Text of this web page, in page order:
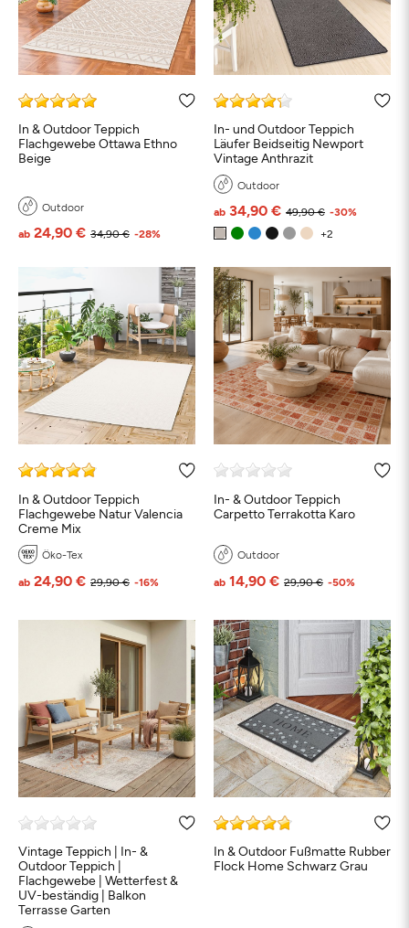
In & Outdoor Teppich
Flachgewebe Ottawa Ethno
Beige
Outdoor
34,90 €
ab 24,90 € -28%
In- und Outdoor Teppich
Läufer Beidseitig Newport
Vintage Anthrazit
Outdoor
49,90 €
ab 34,90 € -30%
In & Outdoor Teppich
Flachgewebe Natur Valencia
Creme Mix
Öko-Tex
29,90 €
ab 24,90 € -16%
In- & Outdoor Teppich
Carpetto Terrakotta Karo
Outdoor
29,90 €
ab 14,90 € -50%
Vintage Teppich | In- &
Outdoor Teppich |
Flachgewebe | Wetterfest &
UV-beständig | Balkon
Terrasse Garten
In & Outdoor Fußmatte Rubber
Flock Home Schwarz Grau